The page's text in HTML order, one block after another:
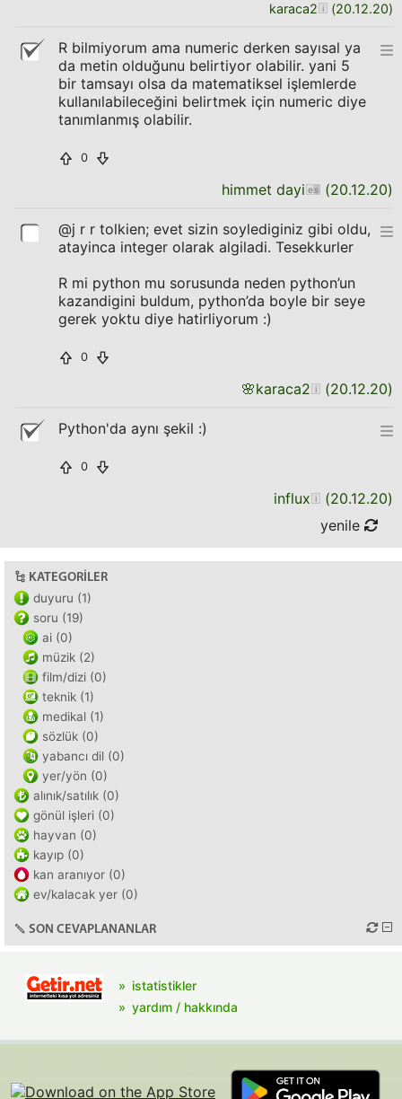
karaca2 (20.12.20)
R bilmiyorum ama numeric derken sayısal ya
da metin olduğunu belirtiyor olabilir. yani 5
bir tamsayı olsa da matematiksel işlemlerde
kullanılabileceğini belirtmek için numeric diye
tanımlanmış olabilir.
0
himmet dayi (20.12.20)
@j r r tolkien; evet sizin soylediginiz gibi oldu,
atayinca integer olarak algiladi. Tesekkurler
R mi python mu sorusunda neden python’un
kazandigini buldum, python’da boyle bir seye
gerek yoktu diye hatirliyorum :)
0
🌸karaca2 (20.12.20)
Python'da aynı şekil :)
0
influx (20.12.20)
yenile
KATEGORILER
duyuru (1)
soru (19)
ai (0)
müzik (2)
film/dizi (0)
teknik (1)
medikal (1)
sözlük (0)
yabancı dil (0)
yer/yön (0)
alınık/satılık (0)
gönül işleri (0)
hayvan (0)
kayıp (0)
kan aranıyor (0)
ev/kalacak yer (0)
SON CEVAPLANANLAR
istatistikler
yardım / hakkında